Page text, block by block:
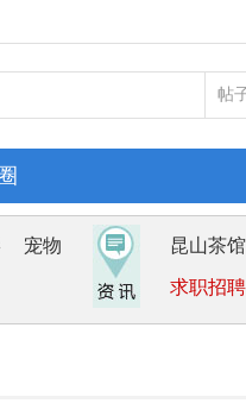
帖
宠物 昆山茶馆
求职招聘